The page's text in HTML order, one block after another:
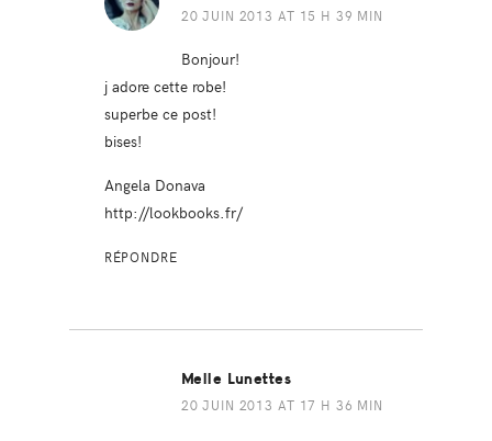
20 JUIN 2013 AT 15 H 39 MIN
Bonjour!
j adore cette robe!
superbe ce post!
bises!
Angela Donava
http://lookbooks.fr/
RÉPONDRE
Melle Lunettes
20 JUIN 2013 AT 17 H 36 MIN